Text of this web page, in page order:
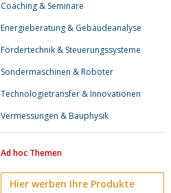
Coaching & Seminare
Energieberatung & Gebäudeanalyse
Fördertechnik & Steuerungssysteme
Sondermaschinen & Roboter
Technologietransfer & Innovationen
Vermessungen & Bauphysik
Ad hoc Themen
Hier werben Ihre Produkte